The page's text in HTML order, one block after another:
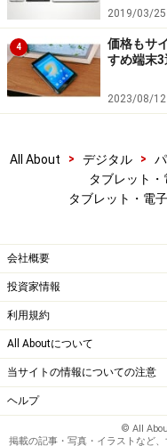
2019/03/25
4
価格もサ
すめ端末3
2023/08/12
All About > デジタル >
タブレット
タブレット・電
会社概要
投資家情報
利用規約
All Aboutについて
当サイトの情報についての注意
ヘルプ
© All
掲載の記事・写真・イラストなど